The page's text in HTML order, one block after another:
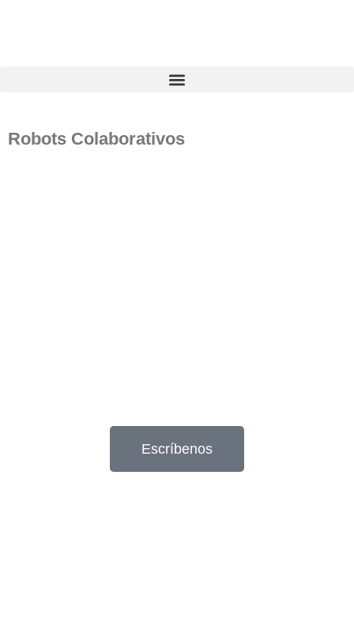
Robots Colaborativos
Escríbenos